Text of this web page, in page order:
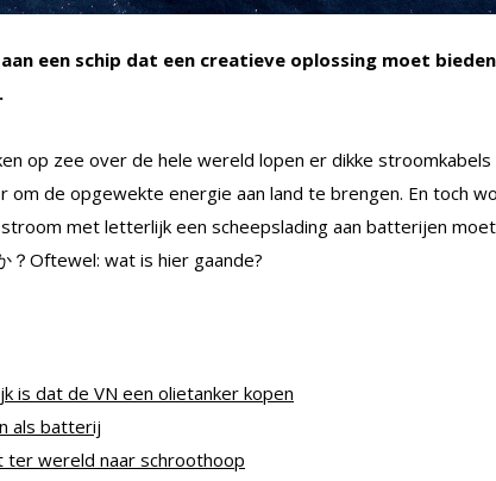
een schip dat een creatieve oplossing moet
op zee over de hele wereld lopen er dikke stroomkabels
om de opgewekte energie aan land te brengen. En toch
met letterlijk een scheepslading aan batterijen
？Oftewel: wat is hier gaande?
is dat de VN een olietanker kopen
als batterij
wereld naar schroothoop